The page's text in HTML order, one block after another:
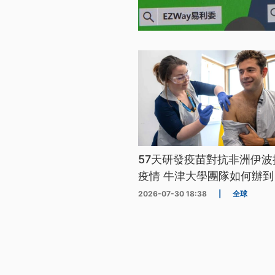
57天研發疫苗對抗非洲伊
疫情 牛津大學團隊如何辦
2026-07-30 18:38 全球